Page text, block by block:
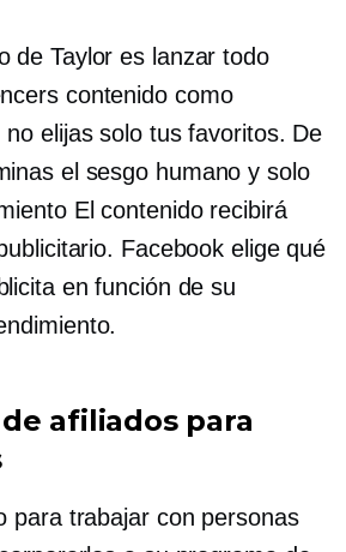
de Taylor es lanzar todo
contenido como
elijas solo tus favoritos. De
el sesgo humano y solo
El contenido recibirá
Facebook elige qué
en función de su
afiliados para
para trabajar con personas